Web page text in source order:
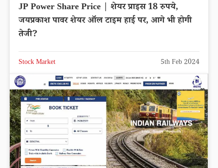
JP Power Share Price | शेयर प्राइस 18 रुपये,
जयप्रकाश पावर शेयर ऑल टाइम हाई पर, आगे भी होगी
तेजी?
Stock Market 5th Feb 2024